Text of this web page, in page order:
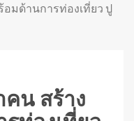
มด้านการท่องเที่ยว ปู
น สร้าง